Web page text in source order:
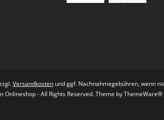
Versandkostenund ggf. Nachnahmegebühren, wenn
- All Rights Reserved. Theme byThemeWare®